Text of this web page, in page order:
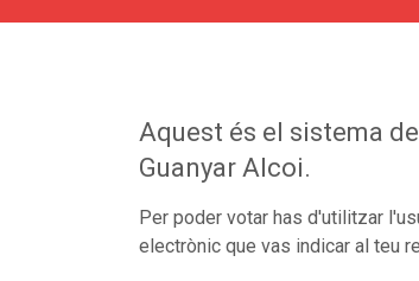
Aquest és el sistema
Guanyar Alcoi.
Per poder votar has d'utilitzar
electrònic que vas indicar al teu